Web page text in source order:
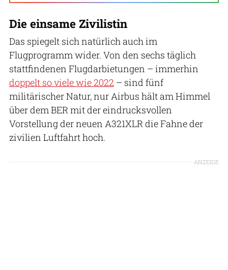
Die einsame Zivilistin
Das spiegelt sich natürlich auch im
Flugprogramm wider. Von den sechs täglich
stattfindenen Flugdarbietungen – immerhin
doppelt so viele wie 2022 – sind fünf
militärischer Natur, nur Airbus hält am Himmel
über dem BER mit der eindrucksvollen
Vorstellung der neuen A321XLR die Fahne der
zivilien Luftfahrt hoch.
ANZEIGE